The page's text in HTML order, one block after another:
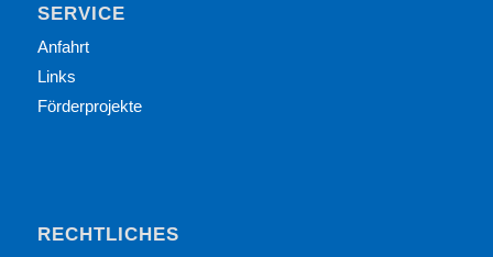
SERVICE
Anfahrt
Links
Förderprojekte
RECHTLICHES